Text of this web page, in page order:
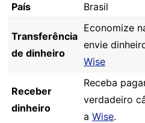
País
Brasil
Transferência
de dinheiro
Economize
envie
Wise
Receber
dinheiro
Receba
verdadeiro
a Wise.